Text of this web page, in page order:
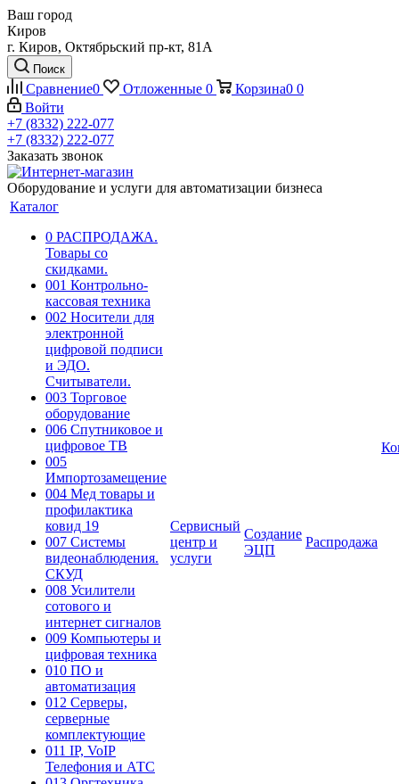
Ваш город
Киров
г. Киров, Октябрьский пр-кт, 81А
Поиск
Сравнение0 Отложенные 0 Корзина0 0
Войти
+7 (8332) 222-077
+7 (8332) 222-077
Заказать звонок
Оборудование и услуги для автоматизации бизнеса
Каталог
0 РАСПРОДАЖА.
Товары со
скидками.
001 Контрольно-
кассовая техника
002 Носители для
электронной
цифровой подписи
и ЭДО.
Считыватели.
003 Торговое
оборудование
006 Спутниковое и
цифровое ТВ
005
Импортозамещение
004 Мед товары и
профилактика
ковид 19
007 Системы
видеонаблюдения.
СКУД
008 Усилители
сотового и
интернет сигналов
009 Компьютеры и
цифровая техника
010 ПО и
автоматизация
012 Серверы,
серверные
комплектующие
011 IP, VoIP
Телефония и АТС
Сервисный
центр и
услуги
Создание
ЭЦП
Распродажа